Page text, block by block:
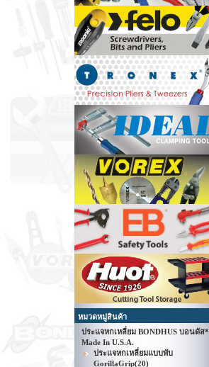
หมวดหมู่สินค้า
ประแจหกเหลี่ยม BONDHUS บอนดัส*
Made In U.S.A.
ประแจหกเหลี่ยมแบบพับ
GorillaGrip(20)